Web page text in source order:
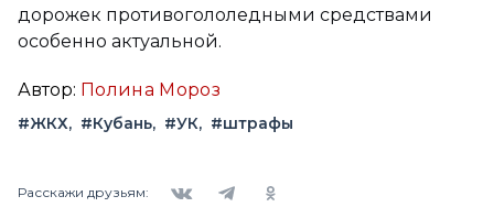
дорожек противогололедными средствами
особенно актуальной.
Автор: Полина Мороз
#ЖКХ #Кубань #УК #штрафы
Расскажи друзьям: